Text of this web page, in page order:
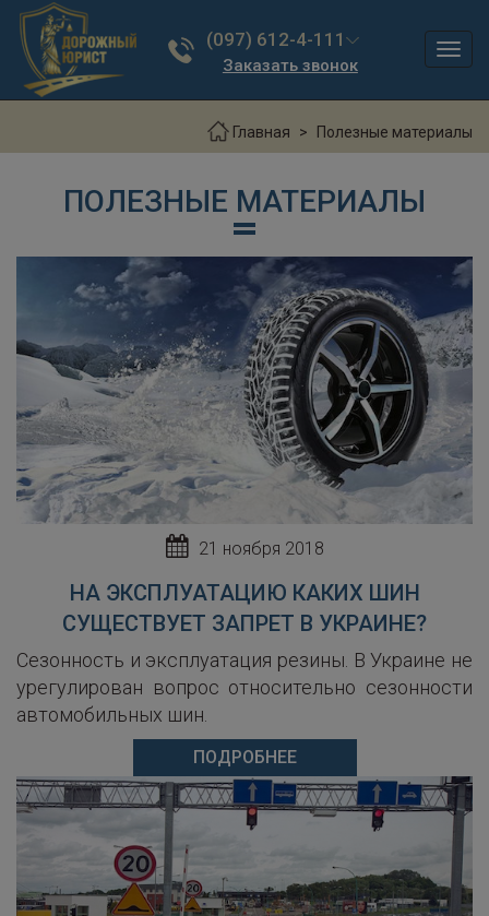
(097) 612-4-111
Заказать звонок
Главная Полезные материалы
ПОЛЕЗНЫЕ МАТЕРИАЛЫ
21 ноября 2018
НА ЭКСПЛУАТАЦИЮ КАКИХ ШИН
СУЩЕСТВУЕТ ЗАПРЕТ В УКРАИНЕ?
Сезонность и эксплуатация резины. В Украине не
урегулирован вопрос относительно сезонности
автомобильных шин.
ПОДРОБНЕЕ